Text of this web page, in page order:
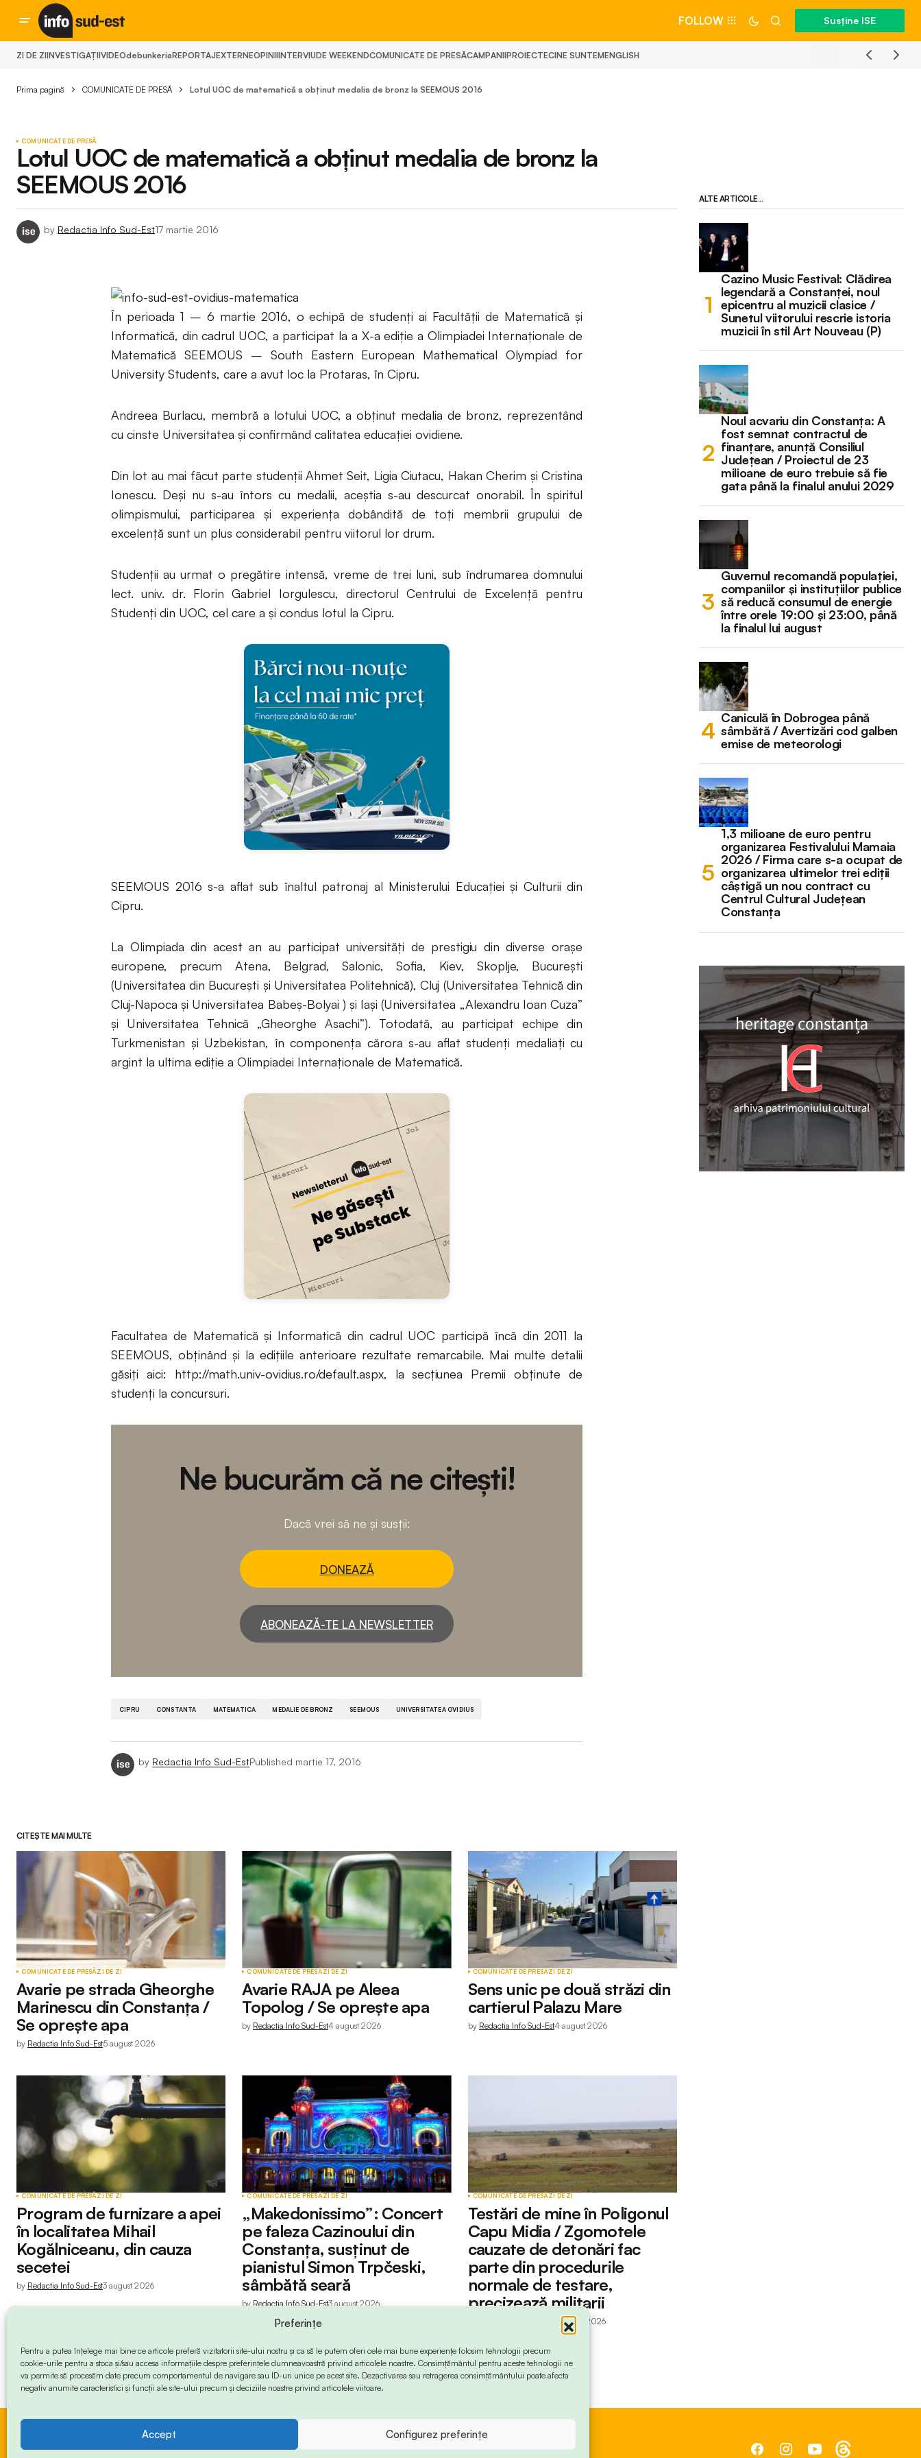
Preferințe
Pentru a putea înțelege mai bine ce articole preferă vizitatorii site-ului nostru și ca să le putem oferi cele mai bune experiențe folosim tehnologii precum
cookie-urile pentru a stoca și/sau accesa informațiile despre preferințele dumneavoastră privind articolele noastre. Consimțământul pentru aceste tehnologii ne
va permite să procesăm date precum comportamentul de navigare sau ID-uri unice pe acest site. Dezactivarea sau retragerea consimțământului poate afecta
negativ anumite caracteristici și funcții ale site-ului precum și deciziile noastre privind articolele viitoare.
Accept Configurez preferințe
FOLLOW Susține ISE
ZI DE ZIINVESTIGAȚIIVIDEOdebunkeriaREPORTAJEXTERNEOPINIIINTERVIUDE WEEKENDCOMUNICATE DE PRESĂCAMPANIIPROIECTECINE SUNTEMENGLISH
Prima pagină COMUNICATE DE PRESĂ Lotul UOC de matematică a obţinut medalia de bronz la SEEMOUS 2016
COMUNICATE DE PRESĂ
Lotul UOC de matematică a obţinut medalia de bronz la
SEEMOUS 2016
by Redactia Info Sud-Est17 martie 2016
În perioada 1 – 6 martie 2016, o echipă de studenţi ai Facultăţii de Matematică şi
Informatică, din cadrul UOC, a participat la a X-a ediţie a Olimpiadei Internaţionale de
Matematică SEEMOUS – South Eastern European Mathematical Olympiad for
University Students, care a avut loc la Protaras, în Cipru.
Andreea Burlacu, membră a lotului UOC, a obţinut medalia de bronz, reprezentând
cu cinste Universitatea şi confirmând calitatea educaţiei ovidiene.
Din lot au mai făcut parte studenţii Ahmet Seit, Ligia Ciutacu, Hakan Cherim şi Cristina
Ionescu. Deşi nu s-au întors cu medalii, aceştia s-au descurcat onorabil. În spiritul
olimpismului, participarea şi experienţa dobândită de toţi membrii grupului de
excelenţă sunt un plus considerabil pentru viitorul lor drum.
Studenţii au urmat o pregătire intensă, vreme de trei luni, sub îndrumarea domnului
lect. univ. dr. Florin Gabriel Iorgulescu, directorul Centrului de Excelenţă pentru
Studenţi din UOC, cel care a şi condus lotul la Cipru.
SEEMOUS 2016 s-a aflat sub înaltul patronaj al Ministerului Educaţiei şi Culturii din
Cipru.
La Olimpiada din acest an au participat universităţi de prestigiu din diverse oraşe
europene, precum Atena, Belgrad, Salonic, Sofia, Kiev, Skoplje, Bucureşti
(Universitatea din Bucureşti şi Universitatea Politehnică), Cluj (Universitatea Tehnică din
Cluj-Napoca şi Universitatea Babeş-Bolyai ) şi Iaşi (Universitatea „Alexandru Ioan Cuza”
şi Universitatea Tehnică „Gheorghe Asachi”). Totodată, au participat echipe din
Turkmenistan şi Uzbekistan, în componenţa cărora s-au aflat studenţi medaliaţi cu
argint la ultima ediţie a Olimpiadei Internaţionale de Matematică.
Facultatea de Matematică şi Informatică din cadrul UOC participă încă din 2011 la
SEEMOUS, obţinând şi la ediţiile anterioare rezultate remarcabile. Mai multe detalii
găsiţi aici: http://math.univ-ovidius.ro/default.aspx, la secţiunea Premii obţinute de
studenţi la concursuri.
Ne bucurăm că ne citești!
Dacă vrei să ne și susții:
DONEAZĂ
ABONEAZĂ-TE LA NEWSLETTER
CIPRU CONSTANTA MATEMATICA MEDALIE DE BRONZ SEEMOUS UNIVERSITATEA OVIDIUS
by Redactia Info Sud-EstPublished martie 17, 2016
CITEȘTE MAI MULTE
COMUNICATE DE PRESĂZI DE ZI
Avarie pe strada Gheorghe
Marinescu din Constanța /
Se oprește apa
by Redactia Info Sud-Est5 august 2026
COMUNICATE DE PRESĂZI DE ZI
Avarie RAJA pe Aleea
Topolog / Se oprește apa
by Redactia Info Sud-Est4 august 2026
COMUNICATE DE PRESĂZI DE ZI
Sens unic pe două străzi din
cartierul Palazu Mare
by Redactia Info Sud-Est4 august 2026
COMUNICATE DE PRESĂZI DE ZI
Program de furnizare a apei
în localitatea Mihail
Kogălniceanu, din cauza
secetei
by Redactia Info Sud-Est3 august 2026
COMUNICATE DE PRESĂZI DE ZI
„Makedonissimo”: Concert
pe faleza Cazinoului din
Constanța, susținut de
pianistul Simon Trpčeski,
sâmbătă seară
by Redactia Info Sud-Est3 august 2026
COMUNICATE DE PRESĂZI DE ZI
Testări de mine în Poligonul
Capu Midia / Zgomotele
cauzate de detonări fac
parte din procedurile
normale de testare,
precizează militarii
3 august 2026
ALTE ARTICOLE...
Cazino Music Festival: Clădirea
legendară a Constanței, noul
epicentru al muzicii clasice /
Sunetul viitorului rescrie istoria
muzicii în stil Art Nouveau (P)
Noul acvariu din Constanța: A
fost semnat contractul de
finanțare, anunță Consiliul
Județean / Proiectul de 23
milioane de euro trebuie să fie
gata până la finalul anului 2029
Guvernul recomandă populației,
companiilor și instituțiilor publice
să reducă consumul de energie
între orele 19:00 și 23:00, până
la finalul lui august
Caniculă în Dobrogea până
sâmbătă / Avertizări cod galben
emise de meteorologi
1,3 milioane de euro pentru
organizarea Festivalului Mamaia
2026 / Firma care s-a ocupat de
organizarea ultimelor trei ediții
câștigă un nou contract cu
Centrul Cultural Județean
Constanța
© 2024 Info-Sud-Est. All Rights Reserved.